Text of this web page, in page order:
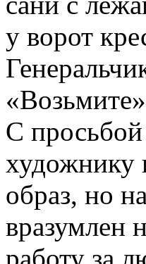
у ворот
С просьбой
художнику
образ, но
вразумлен
работу за